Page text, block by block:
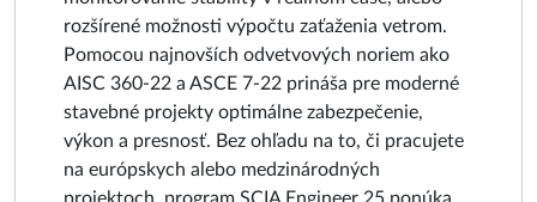
rozšírené možnosti výpočtu zaťaženia vetrom.
Pomocou najnovších odvetvových noriem ako
AISC 360-22 a ASCE 7-22 prináša pre moderné
stavebné projekty optimálne zabezpečenie,
výkon a presnosť. Bez ohľadu na to, či pracujete
na európskych alebo medzinárodných